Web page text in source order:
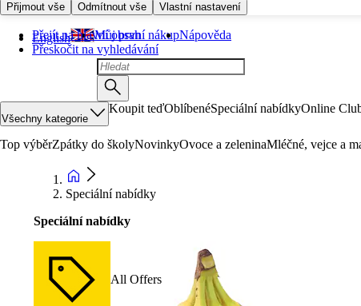
Přijmout vše Odmítnout vše Vlastní nastavení
Přejít na hlavní obsah
Přeskočit na vyhledávání
English Můj první nákupNápověda
Všechny kategorie
Koupit teďOblíbenéSpeciální nabídkyOnline
Top výběrZpátky do školyNovinkyOvoce a zeleninaMléčné, vejce a
Speciální nabídky
Speciální nabídky
All Offers